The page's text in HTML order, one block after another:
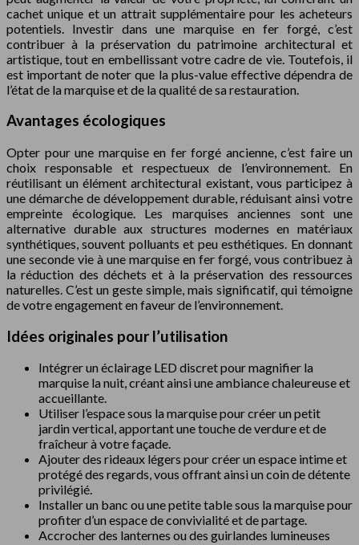
cachet unique et un attrait supplémentaire pour les acheteurs
potentiels. Investir dans une marquise en fer forgé, c’est
contribuer à la préservation du patrimoine architectural et
artistique, tout en embellissant votre cadre de vie. Toutefois, il
est important de noter que la plus-value effective dépendra de
l’état de la marquise et de la qualité de sa restauration.
Avantages écologiques
Opter pour une marquise en fer forgé ancienne, c’est faire un
choix responsable et respectueux de l’environnement. En
réutilisant un élément architectural existant, vous participez à
une démarche de développement durable, réduisant ainsi votre
empreinte écologique. Les marquises anciennes sont une
alternative durable aux structures modernes en matériaux
synthétiques, souvent polluants et peu esthétiques. En donnant
une seconde vie à une marquise en fer forgé, vous contribuez à
la réduction des déchets et à la préservation des ressources
naturelles. C’est un geste simple, mais significatif, qui témoigne
de votre engagement en faveur de l’environnement.
Idées originales pour l’utilisation
Intégrer un éclairage LED discret pour magnifier la
marquise la nuit, créant ainsi une ambiance chaleureuse et
accueillante.
Utiliser l’espace sous la marquise pour créer un petit
jardin vertical, apportant une touche de verdure et de
fraîcheur à votre façade.
Ajouter des rideaux légers pour créer un espace intime et
protégé des regards, vous offrant ainsi un coin de détente
privilégié.
Installer un banc ou une petite table sous la marquise pour
profiter d’un espace de convivialité et de partage.
Accrocher des lanternes ou des guirlandes lumineuses